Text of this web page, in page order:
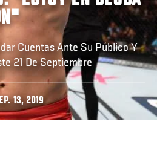
Cuentas Ante Su Público Y
21 De Septiembre
13, 2019